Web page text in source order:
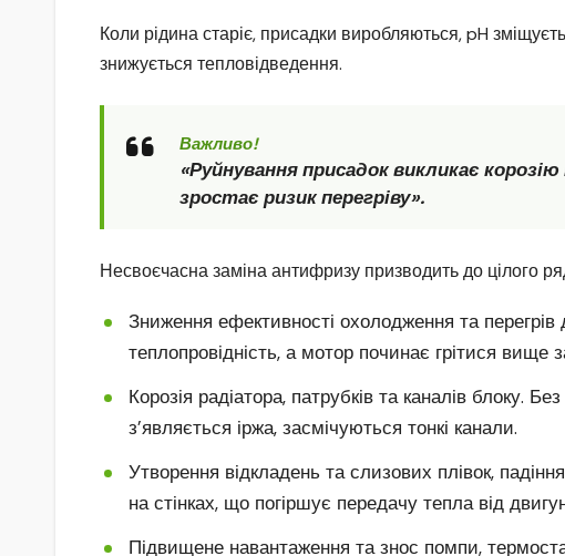
Коли рідина старіє, присадки виробляються, pH
знижується тепловідведення.
Важливо!
«Руйнування присадок викликає
зростає ризик перегріву».
Несвоєчасна заміна антифризу призводить до цілого
Зниження ефективності охолодження та
теплопровідність, а мотор починає грітися вище
Корозія радіатора, патрубків та каналів блоку.
з’являється іржа, засмічуються тонкі канали.
Утворення відкладень та слизових плівок,
на стінках, що погіршує передачу тепла від
Підвищене навантаження та знос помпи,